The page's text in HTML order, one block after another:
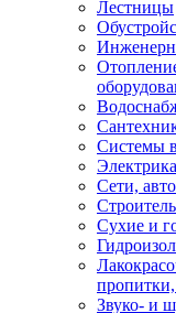
Лестницы
Системы
Сети,
Сухие и
Звуко- и